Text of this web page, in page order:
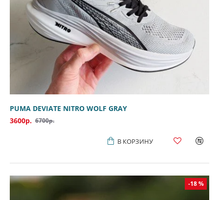
PUMA DEVIATE NITRO WOLF GRAY
3600р. 6700р.
В КОРЗИНУ
-18 %